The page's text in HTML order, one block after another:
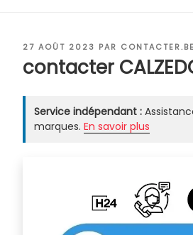
PUBLIÉ
27 AOÛT 2023 PAR CONTACTER.BE
contacter
Service indépendant :
marques. En savoir plus